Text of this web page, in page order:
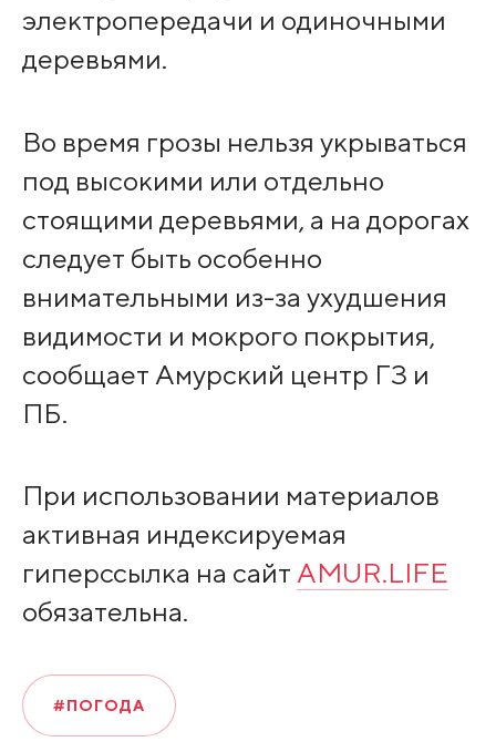
электропередачи и одиночными
деревьями.
Во время грозы нельзя укрываться
под высокими или отдельно
стоящими деревьями, а на дорогах
следует быть особенно
внимательными из-за ухудшения
видимости и мокрого покрытия,
сообщает Амурский центр ГЗ и
ПБ.
При использовании материалов
активная индексируемая
гиперссылка на сайт AMUR.LIFE
обязательна.
#ПОГОДА